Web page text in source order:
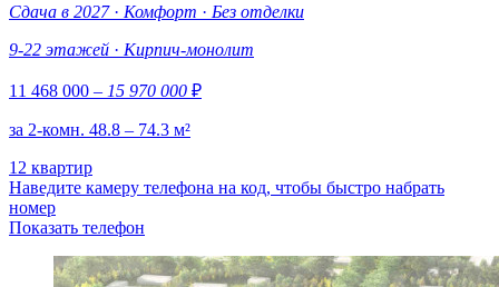
Сдача в 2027 · Комфорт · Без отделки
9-22 этажей · Кирпич-монолит
11 468 000 – 15 970 000 ₽
за 2-комн. 48.8 – 74.3 м²
12 квартир
Наведите камеру телефона на код, чтобы быстро набрать
номер
Показать телефон